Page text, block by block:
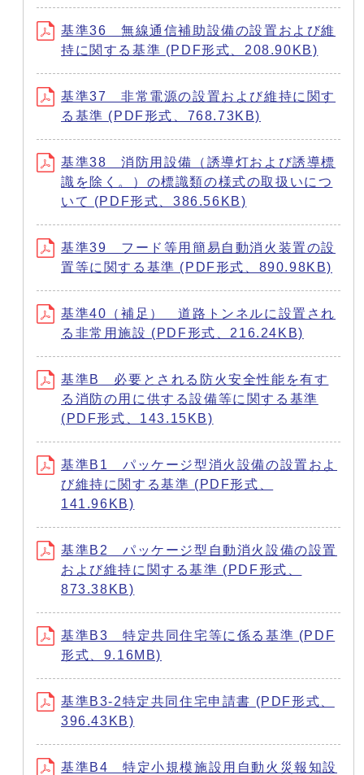
基準36 無線通信補助設備の設置および維
持に関する基準 (PDF形式、208.90KB)
基準37 非常電源の設置および維持に関す
る基準 (PDF形式、768.73KB)
基準38 消防用設備（誘導灯および誘導標
識を除く。）の標識類の様式の取扱いにつ
いて (PDF形式、386.56KB)
基準39 フード等用簡易自動消火装置の設
置等に関する基準 (PDF形式、890.98KB)
基準40（補足） 道路トンネルに設置され
る非常用施設 (PDF形式、216.24KB)
基準B 必要とされる防火安全性能を有す
る消防の用に供する設備等に関する基準
(PDF形式、143.15KB)
基準B1 パッケージ型消火設備の設置およ
び維持に関する基準 (PDF形式、
141.96KB)
基準B2 パッケージ型自動消火設備の設置
および維持に関する基準 (PDF形式、
873.38KB)
基準B3 特定共同住宅等に係る基準 (PDF
形式、9.16MB)
基準B3-2特定共同住宅申請書 (PDF形式、
396.43KB)
基準B4 特定小規模施設用自動火災報知設